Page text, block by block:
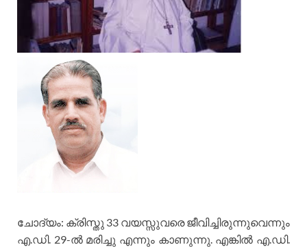
ചോദ്യം: ക്രിസ്തു 33 വയസ്സുവരെ ജീവിച്ചിരുന്നുവെന്നും
എ.ഡി. 29-ല്‍ മരിച്ചു എന ്നും കാണുന്നു. എങ്കില്‍ എ.ഡി.